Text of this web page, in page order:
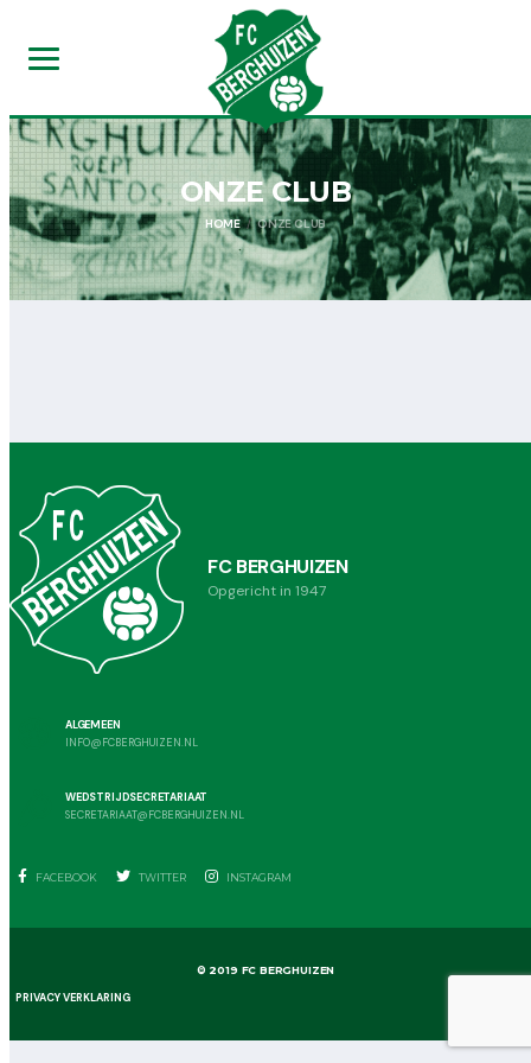
ONZE CLUB
HOME ONZE CLUB
FC BERGHUIZEN
Opgericht in 1947
ALGEMEEN
INFO@FCBERGHUIZEN.NL
WEDSTRIJDSECRETARIAAT
SECRETARIAAT@FCBERGHUIZEN.NL
FACEBOOK TWITTER INSTAGRAM
© 2019 FC BERGHUIZEN
PRIVACY VERKLARING